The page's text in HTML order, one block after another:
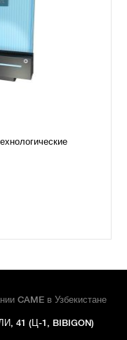
CAME в Узбекистане
41 (Ц-1, BIBIGON)